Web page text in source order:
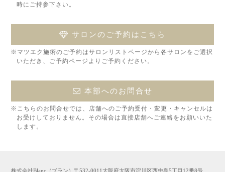
時にご持参下さい。
サロンのご予約はこちら
※マツエク施術のご予約はサロンリストページから各サロンをご選択
いただき、ご予約ページよりご予約ください。
本部へのお問合せ
※こちらのお問合せでは、店舗へのご予約受付・変更・キャンセルは
お受けしておりません。その場合は直接店舗へご連絡をお願いいた
します。
株式会社Blanc（ブラン）〒532-0011大阪府大阪市淀川区西中島5丁目12番8号